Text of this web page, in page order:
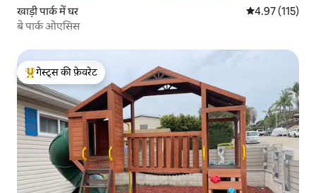
खाड़ी पार्क में घर औसत रेटिंग 5 में से
4.97 (115)
बे पार्क ओएसिस
गेस्ट्स का टॉप फ़ेवरेट
गेस्ट्स की फ़ेवरेट